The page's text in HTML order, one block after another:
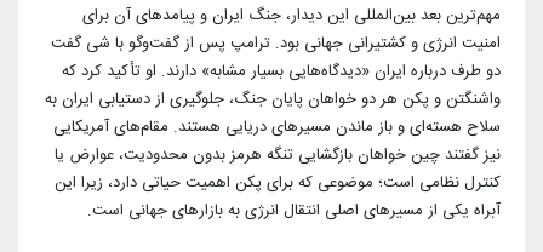
مهم‌ترین بعد بین‌المللی این دیدار، جنگ ایران و پیامدهای آن برای
امنیت انرژی و کشتیرانی جهانی بود. ترامپ پس از گفت‌وگو با شی گفت
دو طرف درباره ایران «دیدگاه‌هایی بسیار مشابه» دارند. او تأکید کرد که
واشنگتن و پکن هر دو خواهان پایان جنگ، جلوگیری از دستیابی ایران به
سلاح هسته‌ای و باز ماندن مسیرهای دریایی هستند. مقام‌های آمریکایی
نیز گفتند چین خواهان بازگشایی تنگه هرمز بدون محدودیت، عوارض یا
کنترل نظامی است؛ موضوعی که برای پکن اهمیت حیاتی دارد، زیرا این
آبراه یکی از مسیرهای اصلی انتقال انرژی به بازارهای جهانی است.